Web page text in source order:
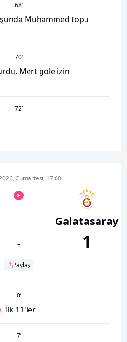
68’
Muhammed topu
70’
Mert gole izin
72’
Cumartesi, 17:00
-
Paylaş
Galatasaray
1
0’
İlk 11'ler
7’